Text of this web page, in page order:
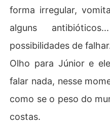
forma irregular,
alguns
possibilidades de
Olho para Júnior e
falar nada, nesse
como se o peso do
costas.